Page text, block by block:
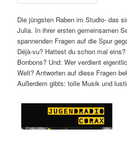
Die jüngsten Raben im Studio- das
Julia. In ihrer ersten gemeinsamen
spannenden Fragen auf die Spur
Déjà-vu? Hattest du schon mal
Bonbons? Und: Wer verdient
Welt? Antworten auf diese Fragen
Außerdem gibts: tolle Musik und